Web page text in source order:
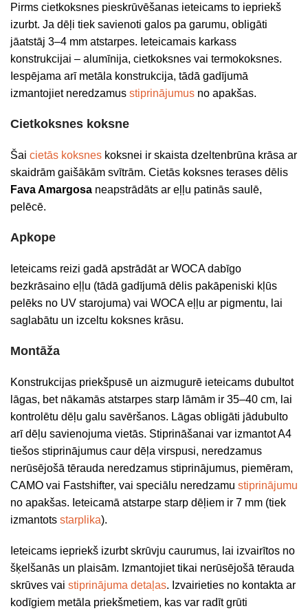
Pirms cietkoksnes pieskrūvēšanas ieteicams to iepriekš
izurbt. Ja dēļi tiek savienoti galos pa garumu, obligāti
jāatstāj 3–4 mm atstarpes. Ieteicamais karkass
konstrukcijai – alumīnija, cietkoksnes vai termokoksnes.
Iespējama arī metāla konstrukcija, tādā gadījumā
izmantojiet neredzamus stiprinājumus no apakšas.
Cietkoksnes koksne
Šai cietās koksnes koksnei ir skaista dzeltenbrūna krāsa ar
skaidrām gaišākām svītrām. Cietās koksnes terases dēlis
Fava Amargosa neapstrādāts ar eļļu patinās saulē,
pelēcē.
Apkope
Ieteicams reizi gadā apstrādāt ar WOCA dabīgo
bezkrāsaino eļļu (tādā gadījumā dēlis pakāpeniski kļūs
pelēks no UV starojuma) vai WOCA eļļu ar pigmentu, lai
saglabātu un izceltu koksnes krāsu.
Montāža
Konstrukcijas priekšpusē un aizmugurē ieteicams dubultot
lāgas, bet nākamās atstarpes starp lāmām ir 35–40 cm, lai
kontrolētu dēļu galu savēršanos. Lāgas obligāti jādubulto
arī dēļu savienojuma vietās. Stiprināšanai var izmantot A4
tiešos stiprinājumus caur dēļa virspusi, neredzamus
nerūsējošā tērauda neredzamus stiprinājumus, piemēram,
CAMO vai Fastshifter, vai speciālu neredzamu stiprinājumu
no apakšas. Ieteicamā atstarpe starp dēļiem ir 7 mm (tiek
izmantots starplika).
Ieteicams iepriekš izurbt skrūvju caurumus, lai izvairītos no
šķelšanās un plaisām. Izmantojiet tikai nerūsējošā tērauda
skrūves vai stiprinājuma detaļas. Izvairieties no kontakta ar
kodīgiem metāla priekšmetiem, kas var radīt grūti